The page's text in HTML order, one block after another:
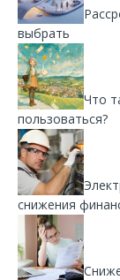
выбрать
Что
пользоваться?
снижения